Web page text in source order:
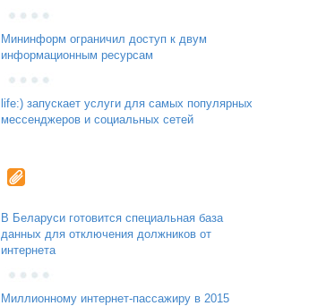
Мининформ ограничил доступ к двум
информационным ресурсам
life:) запускает услуги для самых популярных
мессенджеров и социальных сетей
В Беларуси готовится специальная база
данных для отключения должников от
интернета
Миллионному интернет-пассажиру в 2015